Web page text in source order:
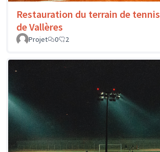
Restauration du terrain de tennis
de Vallères
Projet
0 2